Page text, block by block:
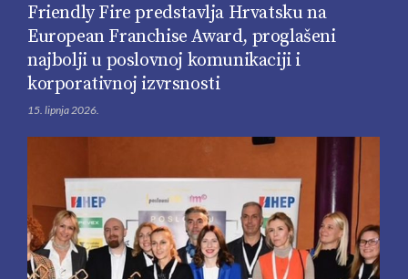
Friendly Fire predstavlja Hrvatsku na
European Franchise Award, proglašeni
najbolji u poslovnoj komunikaciji i
korporativnoj izvrsnosti
15. lipnja 2026.